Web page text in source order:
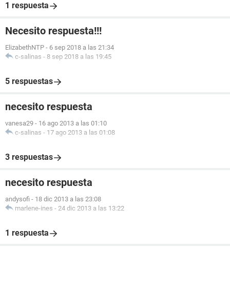
1 respuesta
Necesito respuesta!!!
ElizabethNTP - 6 sep 2018 a las 21:34
c-salinas - 8 sep 2018 a las 19:45
5 respuestas
necesito respuesta
vanesa29 - 16 ago 2013 a las 01:10
c-salinas - 17 ago 2013 a las 01:08
3 respuestas
necesito respuesta
andysofi - 18 dic 2013 a las 23:08
marlene-ines - 24 dic 2013 a las 13:22
1 respuesta